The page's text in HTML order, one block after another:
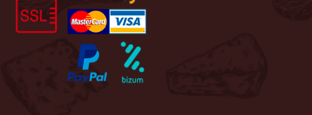
la
de
producto